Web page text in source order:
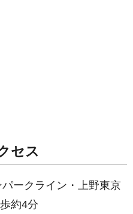
セス
ークライン・上野東京
約4分